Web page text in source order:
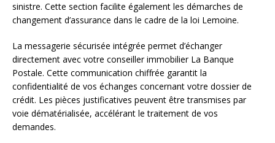
sinistre. Cette section facilite également les démarches de
changement d’assurance dans le cadre de la loi Lemoine.
La messagerie sécurisée intégrée permet d’échanger
directement avec votre conseiller immobilier La Banque
Postale. Cette communication chiffrée garantit la
confidentialité de vos échanges concernant votre dossier de
crédit. Les pièces justificatives peuvent être transmises par
voie dématérialisée, accélérant le traitement de vos
demandes.